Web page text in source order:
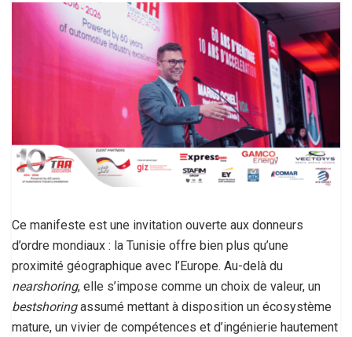
Ce manifeste est une invitation ouverte aux donneurs
d’ordre mondiaux : la Tunisie offre bien plus qu’une
proximité géographique avec l’Europe. Au-delà du
nearshoring, elle s’impose comme un choix de valeur, un
bestshoringassumé mettant à disposition un écosystème
mature, un vivier de compétences et d’ingénierie hautement